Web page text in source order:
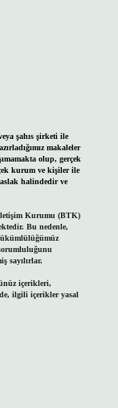
şahıs şirketi ile
makaleler
olup, gerçek
kurum ve kişiler ile
halindedir ve
Kurumu (BTK)
Bu nedenle,
sayılırlar.
içerikleri,
ilgili içerikler yasal